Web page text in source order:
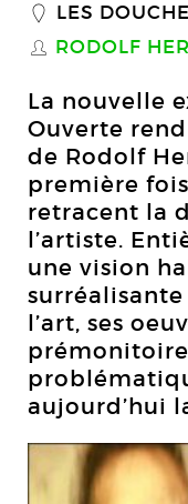
_ LES
S RODOLF
La nouvelle
Ouverte
de Rodolf
première
retracent la
l’artiste.
une vision
l’art, ses
aujourd’hui